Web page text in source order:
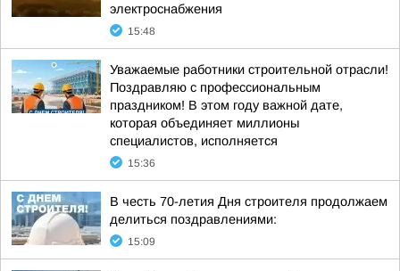
электроснабжения
15:48
Уважаемые работники строительной отрасли!
Поздравляю с профессиональным
праздником! В этом году важной дате,
которая объединяет миллионы
специалистов, исполняется
15:36
В честь 70-летия Дня строителя продолжаем
делиться поздравлениями:
15:09